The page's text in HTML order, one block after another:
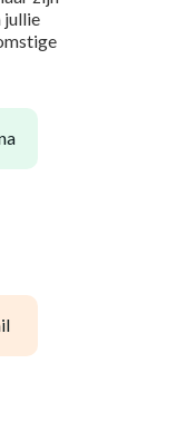
jullie